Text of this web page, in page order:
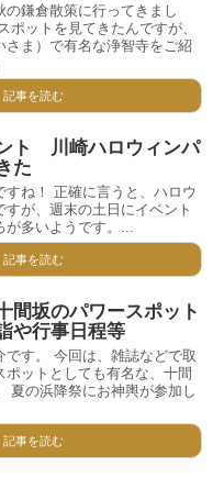
の鎌倉散策に行ってきまし
ポットを見てきたんですが、
さま）で有名な浄智寺をご紹
記事を読む
ト 川崎ハロウィンパ
た
すね！ 正確に言うと、ハロウ
すが、週末の土日にイベント
多いようです。...
記事を読む
坂のパワースポット
や行事日程等
です。 今回は、雑誌などで取
ポットとしても有名な、十間
夏の浜降祭にお神輿が参加し
記事を読む